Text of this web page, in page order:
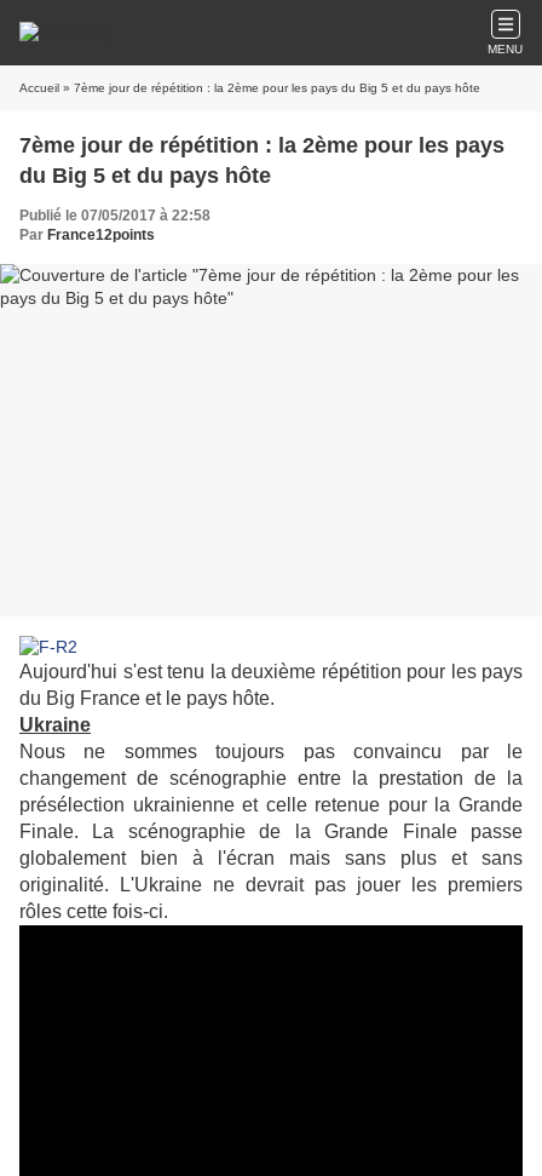
MENU
Accueil » 7ème jour de répétition : la 2ème pour les pays du Big 5 et du pays hôte
7ème jour de répétition : la 2ème pour les pays
du Big 5 et du pays hôte
Publié le 07/05/2017 à 22:58
Par France12points
Aujourd'hui s'est tenu la deuxième répétition pour les pays
du Big France et le pays hôte.
Ukraine
Nous ne sommes toujours pas convaincu par le
changement de scénographie entre la prestation de la
présélection ukrainienne et celle retenue pour la Grande
Finale. La scénographie de la Grande Finale passe
globalement bien à l'écran mais sans plus et sans
originalité. L'Ukraine ne devrait pas jouer les premiers
rôles cette fois-ci.